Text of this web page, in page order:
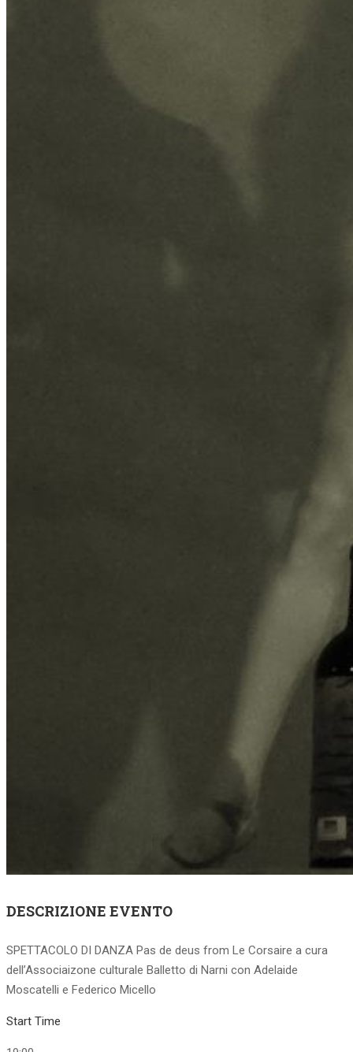
DESCRIZIONE EVENTO
SPETTACOLO DI DANZA Pas de deus from Le Corsaire a cura
dell’Associaizone culturale Balletto di Narni con Adelaide
Moscatelli e Federico Micello
Start Time